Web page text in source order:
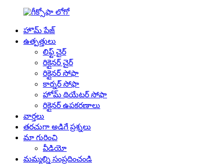
హొమ్ పేజ్
ఉత్పత్తులు
లిఫ్ట్ చైర్
రిక్లైనర్ చైర్
రిక్లైనర్ సోఫా
కార్నర్ సోఫా
హోమ్ థియేటర్ సోఫా
రిక్లైనర్ ఉపకరణాలు
వార్తలు
తరచుగా అడిగే ప్రశ్నలు
మా గురించి
వీడియో
మమ్మల్ని సంప్రదించండి